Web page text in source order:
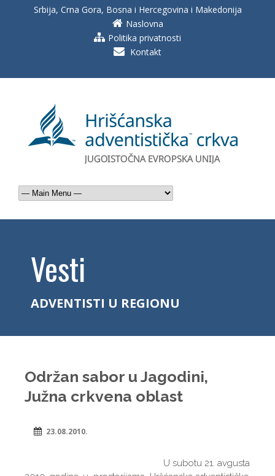
Srbija, Crna Gora, Bosna i Hercegovina i Makedonija
Naslovna
Politika privatnosti
Kontakt
Vesti
ADVENTISTI U REGIONU
Održan sabor u Jagodini,
Južna crkvena oblast
23.08.2010.
U subotu 21. avgusta